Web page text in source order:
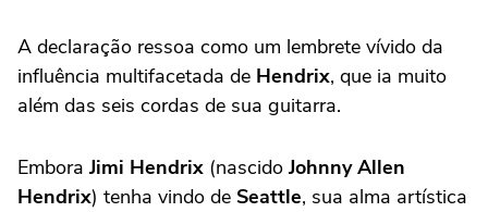
A declaração ressoa como um lembrete vívido da
influência multifacetada de Hendrix, que ia muito
além das seis cordas de sua guitarra.
Embora Jimi Hendrix (nascido Johnny Allen
Hendrix) tenha vindo de Seattle, sua alma artística